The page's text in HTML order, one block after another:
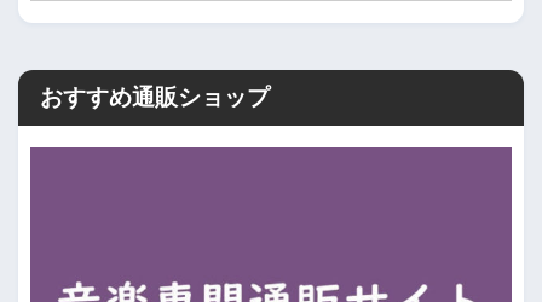
おすすめ通販ショップ